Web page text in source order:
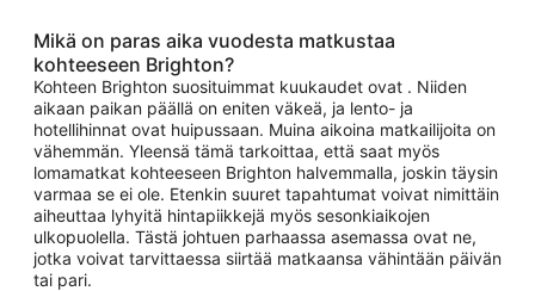
Mikä on paras aika vuodesta matkustaa
kohteeseen Brighton?
Kohteen Brighton suosituimmat kuukaudet ovat . Niiden
aikaan paikan päällä on eniten väkeä, ja lento- ja
hotellihinnat ovat huipussaan. Muina aikoina matkailijoita on
vähemmän. Yleensä tämä tarkoittaa, että saat myös
lomamatkat kohteeseen Brighton halvemmalla, joskin täysin
varmaa se ei ole. Etenkin suuret tapahtumat voivat nimittäin
aiheuttaa lyhyitä hintapiikkejä myös sesonkiaikojen
ulkopuolella. Tästä johtuen parhaassa asemassa ovat ne,
jotka voivat tarvittaessa siirtää matkaansa vähintään päivän
tai pari.